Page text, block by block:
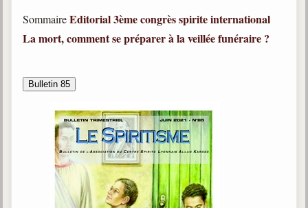
SommaireEditorial3ème congrès spirite international
La mort, comment se préparer à la veillée funéraire ?
Bulletin 85